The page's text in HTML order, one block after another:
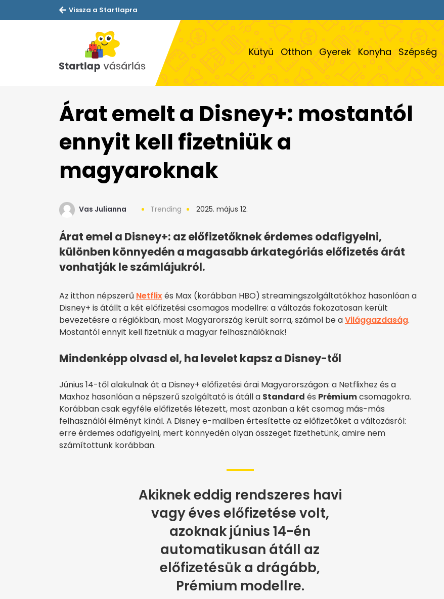
Vissza a Startlapra
Kütyü Otthon Gyerek Konyha Szépség
Árat emelt a Disney+: mostantól
ennyit kell fizetniük a
magyaroknak
Vas Julianna Trending 2025. május 12.
Árat emel a Disney+: az előfizetőknek érdemes odafigyelni,
különben könnyedén a magasabb árkategóriás előfizetés árát
vonhatják le számlájukról.
Az itthon népszerű Netflixés Max (korábban HBO) streamingszolgáltatókhoz hasonlóan a
Disney+ is átállt a két előfizetési csomagos modellre: a változás fokozatosan került
bevezetésre a régiókban, most Magyarország került sorra, számol be aVilággazdaság.
Mostantól ennyit kell fizetniük a magyar felhasználóknak!
Mindenképp olvasd el, ha levelet kapsz a Disney-től
Június 14-től alakulnak át a Disney+ előfizetési árai Magyarországon: a Netflixhez és a
Maxhoz hasonlóan a népszerű szolgáltató is átáll a Standard és Prémiumcsomagokra.
Korábban csak egyféle előfizetés létezett, most azonban a két csomag más-más
felhasználói élményt kínál. A Disney e-mailben értesítette az előfizetőket a változásról:
erre érdemes odafigyelni, mert könnyedén olyan összeget fizethetünk, amire nem
számítottunk korábban.
Akiknek eddig rendszeres havi
vagy éves előfizetése volt,
azoknak június 14-én
automatikusan átáll az
előfizetésük a drágább,
Prémium modellre.